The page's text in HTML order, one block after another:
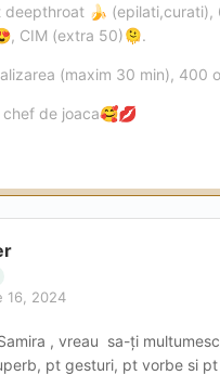
deepthroat 🍌 (epilati,curati),
, CIM (extra 50)🫠.
(maxim 30 min), 400
de joaca🥰💋
16, 2024
, vreau sa-ți
pt gesturi, pt vorbe si